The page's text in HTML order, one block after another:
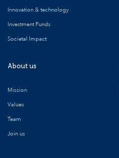
Innovation & technology
Investment Funds
Societal Impact
About us
Mission
Values
Team
Join us